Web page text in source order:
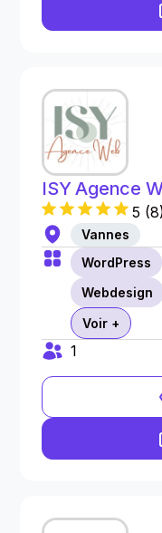
ISY Agence
5 (8
Vannes
WordPress
Webdesign
Voir +
1